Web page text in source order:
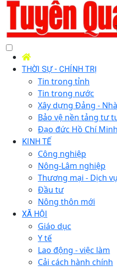
THỜI SỰ - CHÍNH TRỊ
Tin trong tỉnh
Tin trong nước
Xây dựng Đảng -
Bảo vệ nền tảng tư
Đạo đức Hồ Chí Minh
KINH TẾ
Công nghiệp
Nông-Lâm nghiệp
Thương mại - Dịch vụ
Đầu tư
Nông thôn mới
XÃ HỘI
Giáo dục
Y tế
Lao động - việc làm
Cải cách hành chính